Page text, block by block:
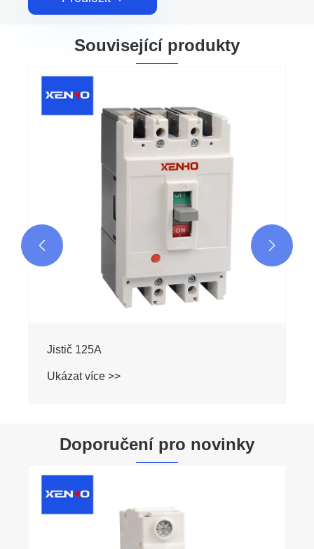
Související produkty
 
Doporučení pro novinky
Jak vybrat správný jistič pro ochranu proti